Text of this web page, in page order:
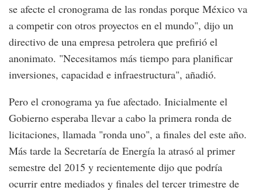
se afecte el cronograma de las rondas porque México va
a competir con otros proyectos en el mundo", dijo un
directivo de una empresa petrolera que prefirió el
anonimato. "Necesitamos más tiempo para planificar
inversiones, capacidad e infraestructura", añadió.
Pero el cronograma ya fue afectado. Inicialmente el
Gobierno esperaba llevar a cabo la primera ronda de
licitaciones, llamada "ronda uno", a finales del este año.
Más tarde la Secretaría de Energía la atrasó al primer
semestre del 2015 y recientemente dijo que podría
ocurrir entre mediados y finales del tercer trimestre de